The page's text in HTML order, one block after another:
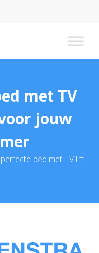
met TV
jouw
bed met TV lift